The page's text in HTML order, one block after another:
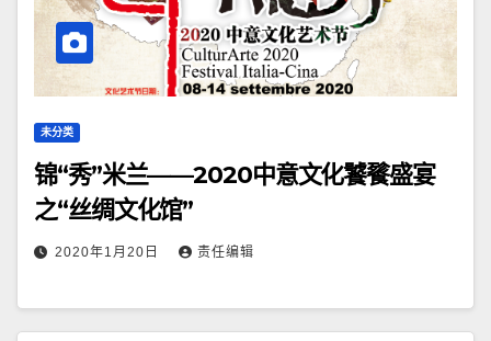
未分类
锦“秀”米兰——2020中意文化饕餮盛宴
之“丝绸文化馆”
2020年1月20日 责任编辑